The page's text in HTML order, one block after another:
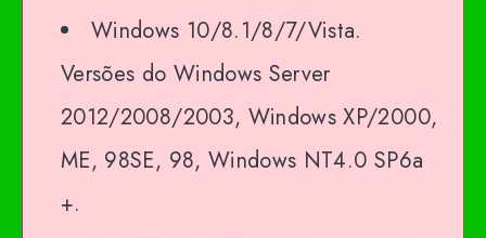
Windows 10/8.1/8/7/Vista.
Versões do Windows Server
2012/2008/2003, Windows XP/2000,
ME, 98SE, 98, Windows NT4.0 SP6a
+.